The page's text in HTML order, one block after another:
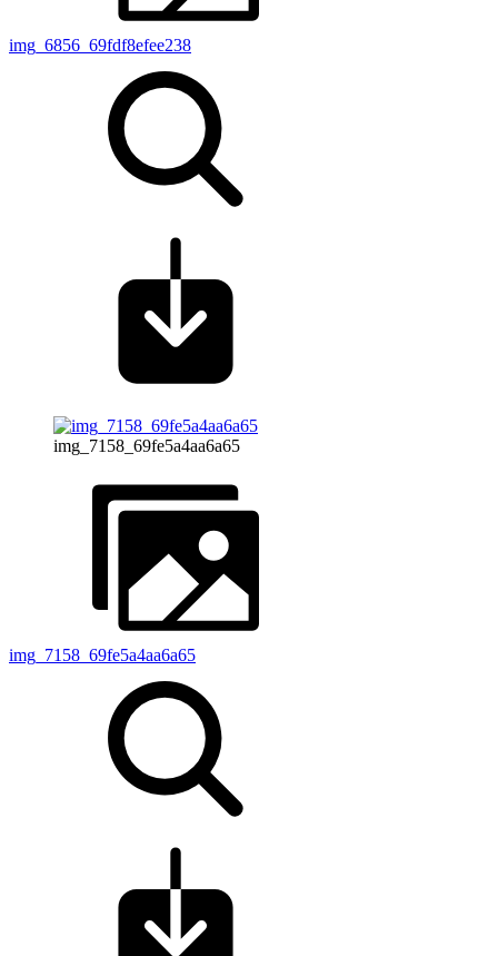
img_6856_69fdf8efee238
img_7158_69fe5a4aa6a65
img_7158_69fe5a4aa6a65